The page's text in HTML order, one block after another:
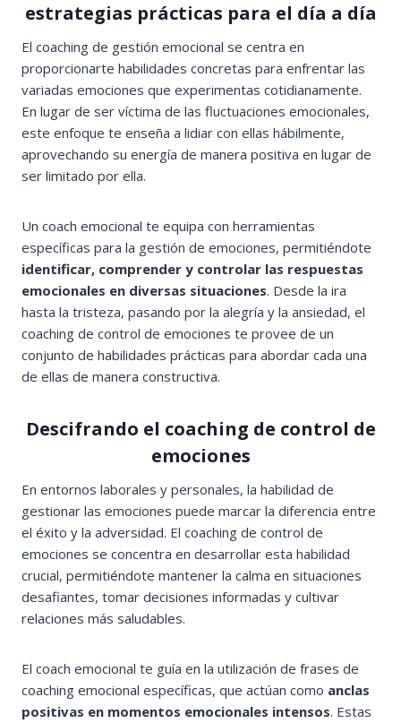
estrategias prácticas para el día a día
El coaching de gestión emocional se centra en
proporcionarte habilidades concretas para enfrentar las
variadas emociones que experimentas cotidianamente.
En lugar de ser víctima de las fluctuaciones emocionales,
este enfoque te enseña a lidiar con ellas hábilmente,
aprovechando su energía de manera positiva en lugar de
ser limitado por ella.
Un coach emocional te equipa con herramientas
específicas para la gestión de emociones, permitiéndote
identificar, comprender y controlar las respuestas
emocionales en diversas situaciones. Desde la ira
hasta la tristeza, pasando por la alegría y la ansiedad, el
coaching de control de emociones te provee de un
conjunto de habilidades prácticas para abordar cada una
de ellas de manera constructiva.
Descifrando el coaching de control de
emociones
En entornos laborales y personales, la habilidad de
gestionar las emociones puede marcar la diferencia entre
el éxito y la adversidad. El coaching de control de
emociones se concentra en desarrollar esta habilidad
crucial, permitiéndote mantener la calma en situaciones
desafiantes, tomar decisiones informadas y cultivar
relaciones más saludables.
El coach emocional te guía en la utilización de frases de
coaching emocional específicas, que actúan como anclas
positivas en momentos emocionales intensos. Estas